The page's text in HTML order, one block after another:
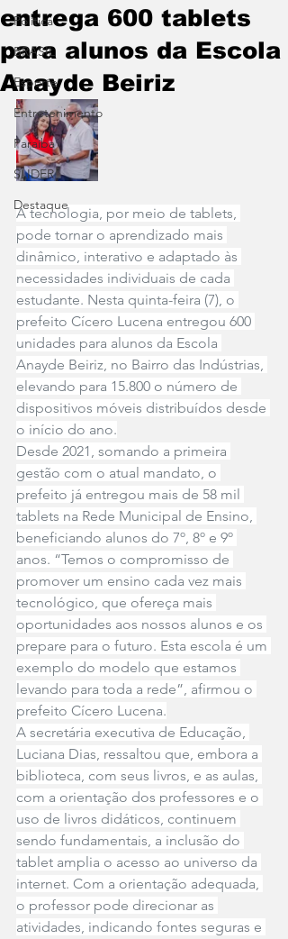
Política
BRASIL
Esporte
Entretenimento
Paraíba
SLIDER
Destaque
entrega 600 tablets
para alunos da Escola
Anayde Beiriz
A tecnologia, por meio de tablets,
pode tornar o aprendizado mais
dinâmico, interativo e adaptado às
necessidades individuais de cada
estudante. Nesta quinta-feira (7), o
prefeito Cícero Lucena entregou 600
unidades para alunos da Escola
Anayde Beiriz, no Bairro das Indústrias,
elevando para 15.800 o número de
dispositivos móveis distribuídos desde
o início do ano.
Desde 2021, somando a primeira
gestão com o atual mandato, o
prefeito já entregou mais de 58 mil
tablets na Rede Municipal de Ensino,
beneficiando alunos do 7º, 8º e 9º
anos. “Temos o compromisso de
promover um ensino cada vez mais
tecnológico, que ofereça mais
oportunidades aos nossos alunos e os
prepare para o futuro. Esta escola é um
exemplo do modelo que estamos
levando para toda a rede”, afirmou o
prefeito Cícero Lucena.
A secretária executiva de Educação,
Luciana Dias, ressaltou que, embora a
biblioteca, com seus livros, e as aulas,
com a orientação dos professores e o
uso de livros didáticos, continuem
sendo fundamentais, a inclusão do
tablet amplia o acesso ao universo da
internet. Com a orientação adequada,
o professor pode direcionar as
atividades, indicando fontes seguras e